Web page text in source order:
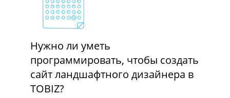
Нужно ли уметь
программировать, чтобы создать
сайт ландшафтного дизайнера в
TOBIZ?